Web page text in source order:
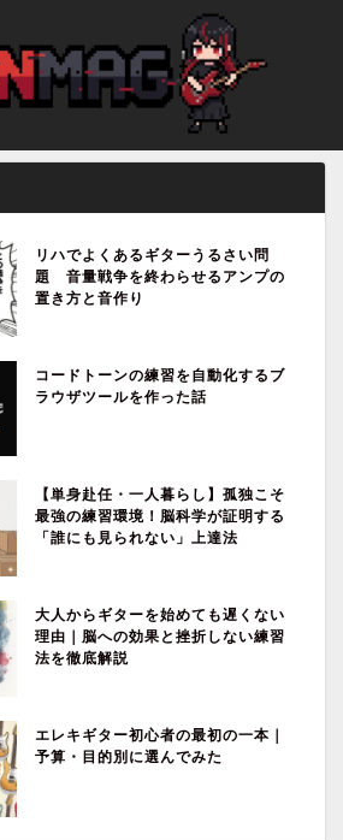
リハでよくあるギターうるさい問
題 音量戦争を終わらせるアンプの
置き方と音作り
コードトーンの練習を自動化するブ
ラウザツールを作った話
【単身赴任・一人暮らし】孤独こそ
最強の練習環境！脳科学が証明する
「誰にも見られない」上達法
大人からギターを始めても遅くない
理由｜脳への効果と挫折しない練習
法を徹底解説
エレキギター初心者の最初の一本｜
予算・目的別に選んでみた